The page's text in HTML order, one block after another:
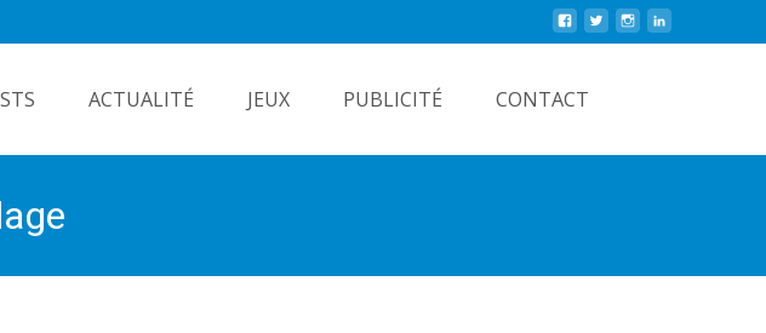
ACTUALITÉ JEUX PUBLICITÉ CONTACT